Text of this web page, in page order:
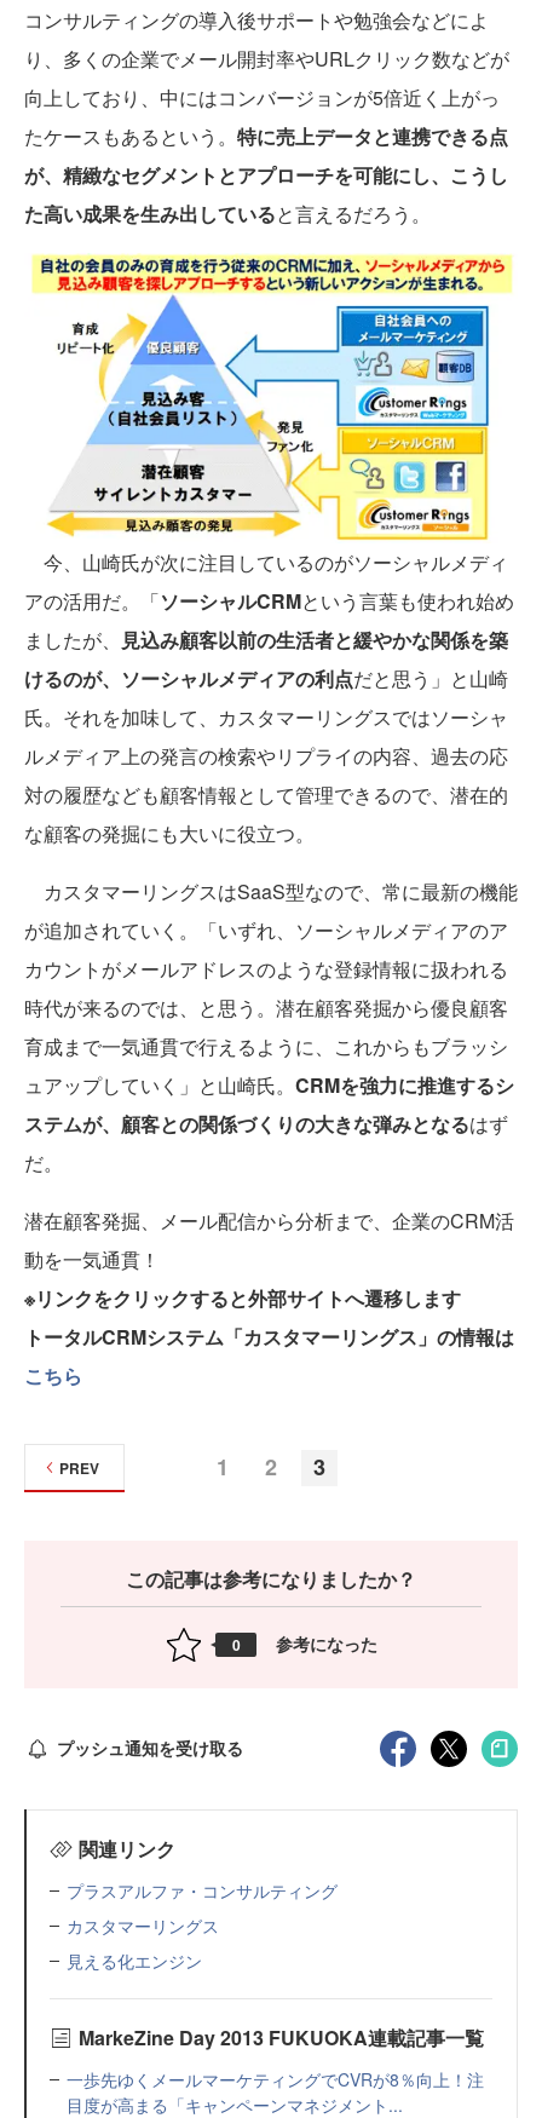
コンサルティングの導入後サポートや勉強会などによ
り、多くの企業でメール開封率やURLクリック数などが
向上しており、中にはコンバージョンが5倍近く上がっ
たケースもあるという。 特に売上データと連携できる点
が、精緻なセグメントとアプローチを可能にし、こうし
た高い成果を生み出していると言えるだろう。
今、山崎氏が次に注目しているのがソーシャルメディ
アの活用だ。「ソーシャルCRMという言葉も使われ始め
ましたが、
見込み顧客以前の生活者と緩やかな関係を築
けるのが、ソーシャルメディアの利点だと思う」と山崎
氏。それを加味して、カスタマーリングスではソーシャ
ルメディア上の発言の検索やリプライの内容、過去の応
対の履歴なども顧客情報として管理できるので、潜在的
な顧客の発掘にも大いに役立つ。
カスタマーリングスはSaaS型なので、常に最新の機能
が追加されていく。「いずれ、ソーシャルメディアのア
カウントがメールアドレスのような登録情報に扱われる
時代が来るのでは、と思う。潜在顧客発掘から優良顧客
育成まで一気通貫で行えるように、これからもブラッシ
ュアップしていく」と山崎氏。 CRMを強力に推進するシ
ステムが、顧客との関係づくりの大きな弾みとなるはず
だ。
潜在顧客発掘、メール配信から分析まで、企業のCRM活
動を一気通貫！
※リンクをクリックすると外部サイトへ遷移します
トータルCRMシステム「カスタマーリングス」の情報は
こちら
1 2 3
PREV
この記事は参考になりましたか？
0 参考になった
プッシュ通知を受け取る
関連リンク
プラスアルファ・コンサルティング
カスタマーリングス
見える化エンジン
MarkeZine Day 2013 FUKUOKA連載記事一覧
一歩先ゆくメールマーケティングでCVRが8％向上！注
目度が高まる「キャンペーンマネジメント...